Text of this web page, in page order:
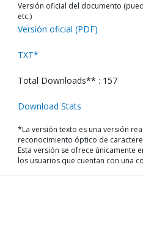
Versión oficial del documento
etc.)
Versión oficial (PDF)
TXT*
Total Downloads** : 157
Download Stats
*La versión texto es una versión
reconocimiento óptico de
Esta versión se ofrece únicamente
los usuarios que cuentan con una